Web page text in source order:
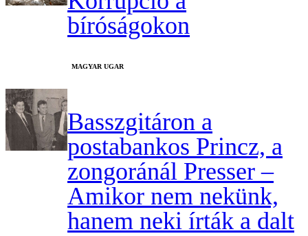
bíróságokon
MAGYAR UGAR
Basszgitáron a
postabankos Princz, a
zongoránál Presser –
Amikor nem nekünk,
hanem neki írták a dalt